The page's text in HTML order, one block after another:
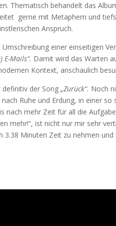
Thematisch behandelt das
gerne mit Metaphern und
Anspruch.
einer einseitigen
E-Mails“. Damit wird das Warten
Kontext, anschaulich
der Song „Zurück“. Noch
Ruhe und Erdung, in einer
nach mehr Zeit für all die
mehr!“, ist nicht nur mir sehr
3.38 Minuten Zeit zu nehmen